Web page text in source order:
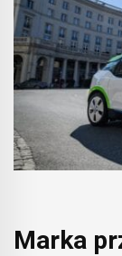
Marka